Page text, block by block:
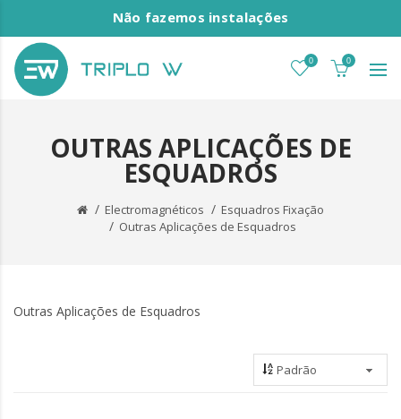
Não fazemos instalações
0 0
OUTRAS APLICAÇÕES DE
ESQUADROS
Electromagnéticos
Esquadros Fixação
Outras Aplicações de Esquadros
Outras Aplicações de Esquadros